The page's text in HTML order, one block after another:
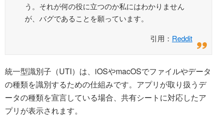
う。それが何の役に立つのか私にはわかりません
が、バグであることを願っています。
引用： Reddit
統一型識別子（UTI）は、iOSやmacOSでファイルやデータ
の種類を識別するための仕組みです。アプリが取り扱うデ
ータの種類を宣言している場合、共有シートに対応したア
プリが表示されます。